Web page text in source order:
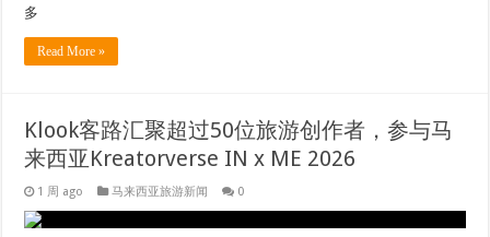
多
Read More »
Klook客路汇聚超过50位旅游创作者，参与马
来西亚Kreatorverse IN x ME 2026
1 周 ago 马来西亚旅游新闻 0